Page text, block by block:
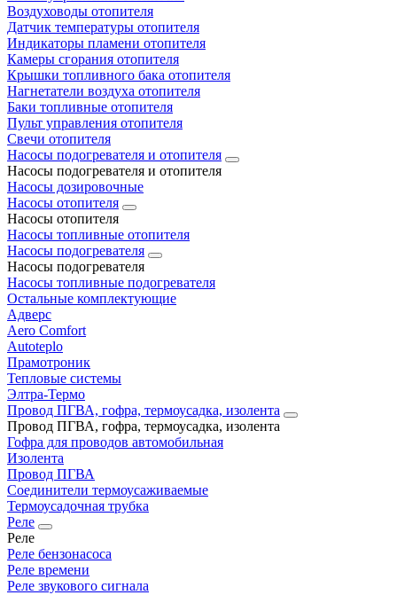
Воздуховоды отопителя
Датчик температуры отопителя
Индикаторы пламени отопителя
Камеры сгорания отопителя
Крышки топливного бака отопителя
Нагнетатели воздуха отопителя
Баки топливные отопителя
Пульт управления отопителя
Свечи отопителя
Насосы подогревателя и отопителя
Насосы подогревателя и отопителя
Насосы дозировочные
Насосы отопителя
Насосы отопителя
Насосы топливные отопителя
Насосы подогревателя
Насосы подогревателя
Насосы топливные подогревателя
Остальные комплектующие
Адверс
Aero Comfort
Autoteplo
Прамотроник
Тепловые системы
Элтра-Термо
Провод ПГВА, гофра, термоусадка, изолента
Провод ПГВА, гофра, термоусадка, изолента
Гофра для проводов автомобильная
Изолента
Провод ПГВА
Соединители термоусаживаемые
Термоусадочная трубка
Реле
Реле
Реле бензонасоса
Реле времени
Реле звукового сигнала